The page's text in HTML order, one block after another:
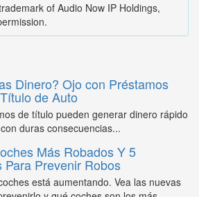
of Audio Now IP Holdings,
Dinero? Ojo con Préstamos
de Auto
de título pueden generar dinero rápido
duras consecuencias...
Más Robados Y 5
Para Prevenir Robos
está aumentando. Vea las nuevas